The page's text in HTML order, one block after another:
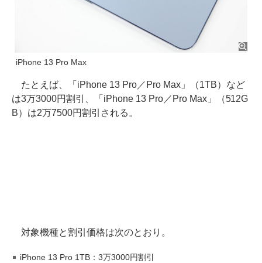
iPhone 13 Pro Max
たとえば、「iPhone 13 Pro／Pro Max」（1TB）など
は3万3000円割引、「iPhone 13 Pro／Pro Max」（512G
B）は2万7500円割引される。
対象機種と割引価格は次のとおり。
iPhone 13 Pro 1TB：3万3000円割引